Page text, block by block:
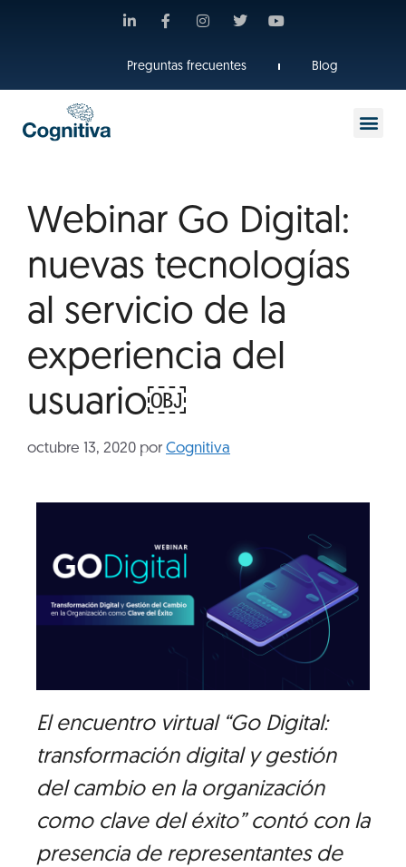
Preguntas frecuentes Blog
Webinar Go Digital:
nuevas tecnologías
al servicio de la
experiencia del
usuario￼
octubre 13, 2020 por Cognitiva
El encuentro virtual “Go Digital:
transformación digital y gestión
del cambio en la organización
como clave del éxito” contó con la
presencia de representantes de